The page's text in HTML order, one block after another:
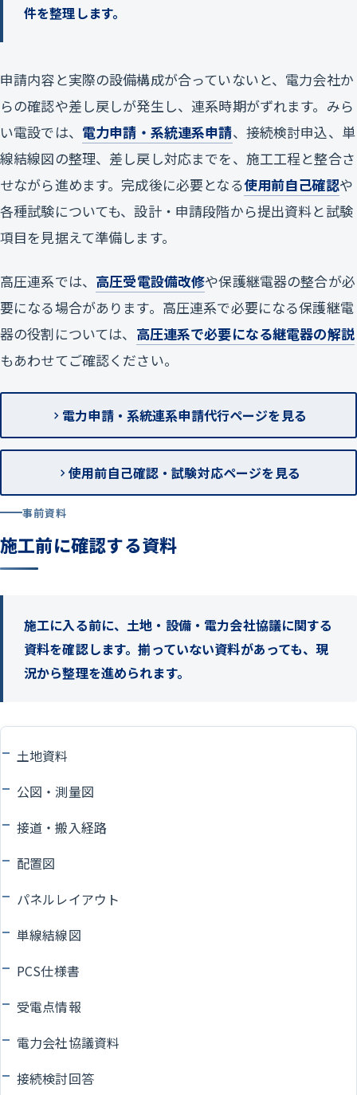
件を整理します。
申請内容と実際の設備構成が合っていないと、電力会社か
らの確認や差し戻しが発生し、連系時期がずれます。みら
い電設では、 電力申請・系統連系申請、接続検討申込、単
線結線図の整理、差し戻し対応までを、施工工程と整合さ
せながら進めます。完成後に必要となる使用前自己確認や
各種試験についても、設計・申請段階から提出資料と試験
項目を見据えて準備します。
高圧連系では、 高圧受電設備改修や保護継電器の整合が必
要になる場合があります。高圧連系で必要になる保護継電
器の役割については、 高圧連系で必要になる継電器の解説
もあわせてご確認ください。
電力申請・系統連系申請代行ページを見る
使用前自己確認・試験対応ページを見る
事前資料
施工前に確認する資料
施工に入る前に、土地・設備・電力会社協議に関する
資料を確認します。揃っていない資料があっても、現
況から整理を進められます。
土地資料
公図・測量図
接道・搬入経路
配置図
パネルレイアウト
単線結線図
PCS仕様書
受電点情報
電力会社協議資料
接続検討回答